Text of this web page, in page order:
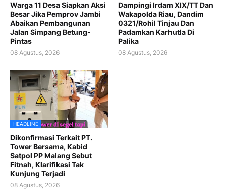
Warga 11 Desa Siapkan Aksi
Besar Jika Pemprov Jambi
Abaikan Pembangunan
Jalan Simpang Betung-
Pintas
08 Agustus, 2026
Dampingi Irdam XIX/TT Dan
Wakapolda Riau, Dandim
0321/Rohil Tinjau Dan
Padamkan Karhutla Di
Palika
08 Agustus, 2026
HEADLINE
Dikonfirmasi Terkait PT.
Tower Bersama, Kabid
Satpol PP Malang Sebut
Fitnah, Klarifikasi Tak
Kunjung Terjadi
08 Agustus, 2026